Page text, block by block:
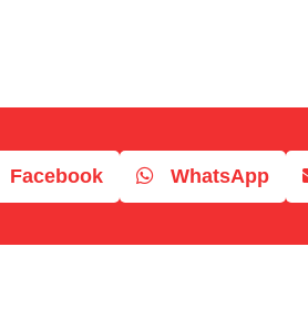
Facebook WhatsApp